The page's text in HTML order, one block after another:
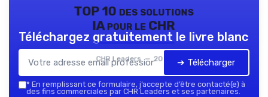
TOP 10 des solutions
IA pour le CHR
CHR Leaders — 2026
Téléchargez gratuitement le livre blanc
➔ Télécharger
* En remplissant ce formulaire, j’accepte d’être contacté(e) à
des fins commerciales par CHR Leaders et ses partenaires.